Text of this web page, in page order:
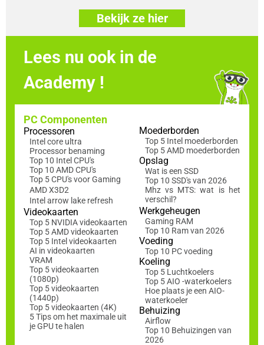
Bekijk ze hier
Lees nu ook in de
Academy !
PC Componenten
Processoren
Intel core ultra
Processor benaming
Top 10 Intel CPU's
Top 10 AMD CPU's
Top 5 CPU's voor Gaming
AMD X3D2
Intel arrow lake refresh
Videokaarten
Top 5 NVIDIA videokaarten
Top 5 AMD videokaarten
Top 5 Intel videokaarten
AI in videokaarten
VRAM
Top 5 videokaarten
(1080p)
Top 5 videokaarten
(1440p)
Top 5 videokaarten (4K)
5 Tips om het maximale uit
je GPU te halen
Moederborden
Top 5 Intel moederborden
Top 5 AMD moederborden
Opslag
Wat is een SSD
Top 10 SSD's van 2026
Mhz vs MTS: wat is het
verschil?
Werkgeheugen
Gaming RAM
Top 10 Ram van 2026
Voeding
Top 10 PC voeding
Koeling
Top 5 Luchtkoelers
Top 5 AIO -waterkoelers
Hoe plaats je een AIO-
waterkoeler
Behuizing
Airflow
Top 10 Behuizingen van
2026